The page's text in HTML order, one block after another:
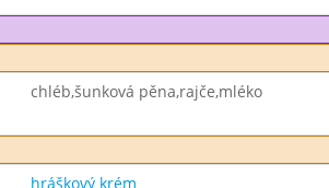
chléb,šunková pěna,rajče,mléko
hráškový krém